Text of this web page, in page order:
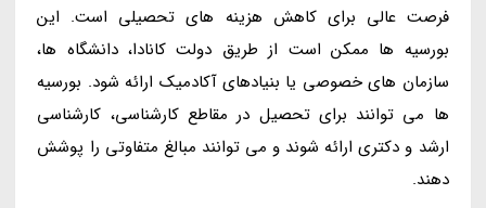
فرصت عالی برای کاهش هزینه های تحصیلی است. این
بورسیه ها ممکن است از طریق دولت کانادا، دانشگاه ها،
سازمان های خصوصی یا بنیادهای آکادمیک ارائه شود. بورسیه
ها می توانند برای تحصیل در مقاطع کارشناسی، کارشناسی
ارشد و دکتری ارائه شوند و می توانند مبالغ متفاوتی را پوشش
دهند.